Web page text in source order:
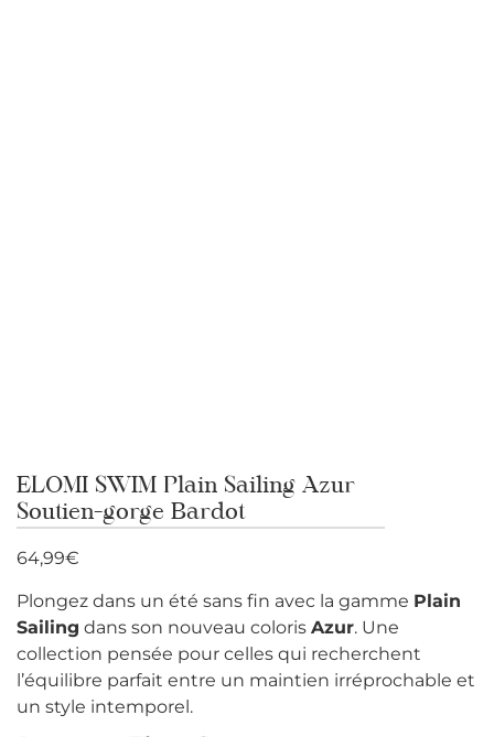
ELOMI SWIM Plain Sailing Azur
Soutien-gorge Bardot
64,99€
Plongez dans un été sans fin avec la gamme Plain
Sailing dans son nouveau coloris Azur. Une
collection pensée pour celles qui recherchent
l’équilibre parfait entre un maintien irréprochable et
un style intemporel.